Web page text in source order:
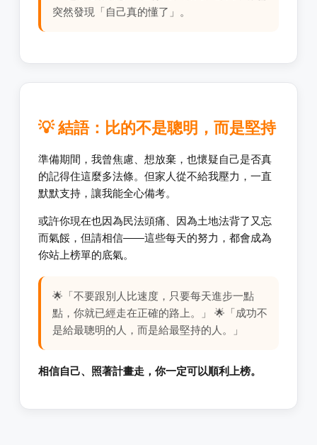
突然發現「自己真的懂了」。
💡 結語：比的不是聰明，而是堅持
準備期間，我曾焦慮、想放棄，也懷疑自己是否真
的記得住這麼多法條。但家人從不給我壓力，一直
默默支持，讓我能全心備考。
或許你現在也因為民法頭痛、因為土地法背了又忘
而氣餒，但請相信——這些每天的努力，都會成為
你站上榜單的底氣。
🌟「不要跟別人比速度，只要每天進步一點
點，你就已經走在正確的路上。」 🌟「成功不
是給最聰明的人，而是給最堅持的人。」
相信自己、照著計畫走，你一定可以順利上榜。